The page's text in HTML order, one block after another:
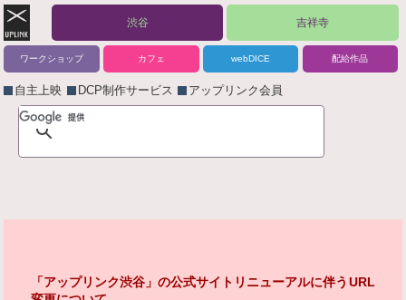
渋谷 吉祥寺
ワークショップ カフェ webDICE 配給作品
自主上映 DCP制作サービス アップリンク会員
「アップリンク渋谷」の公式サイトリニューアルに伴うURL